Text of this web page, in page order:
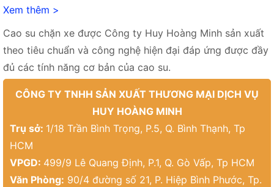
Xem thêm >
Cao su chặn xe được Công ty Huy Hoàng Minh sản xuất
theo tiêu chuẩn và công nghệ hiện đại đáp ứng được đầy
đủ các tính năng cơ bản của cao su.
CÔNG TY TNHH SẢN XUẤT THƯƠNG MẠI DỊCH VỤ
HUY HOÀNG MINH
Trụ sở: 1/18 Trần Bình Trọng, P.5, Q. Bình Thạnh, Tp
HCM
VPGD: 499/9 Lê Quang Định, P.1, Q. Gò Vấp, Tp HCM
Văn Phòng: 90/4 đường số 21, P. Hiệp Bình Phước, Tp.